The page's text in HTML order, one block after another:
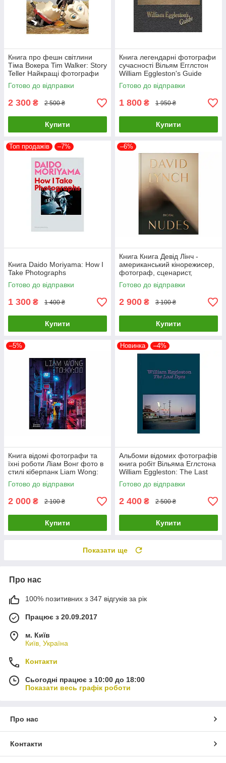
Книга про фешн світлини
Тіма Вокера Tim Walker: Story
Teller Найкращі фотографи
світу книги для фотографів
Готово до відправки
2 300 ₴ 2 500 ₴
Купити
Книга легендарні фотографи
сучасності Вільям Егглстон
William Eggleston's Guide
книги з фотографії
Готово до відправки
1 800 ₴ 1 950 ₴
Купити
Топ продажів –7%
Книга Daido Moriyama: How I
Take Photographs
Готово до відправки
1 300 ₴ 1 400 ₴
Купити
–6%
Книга Книга Девід Лінч -
американський кінорежисер,
фотограф, сценарист,
художник, актор. David Lynch.
Digital Nudes
Готово до відправки
2 900 ₴ 3 100 ₴
Купити
–5%
Книга відомі фотографи та
їхні роботи Ліам Вонг фото в
стилі кіберпанк Liam Wong:
TOKYOO (М'яка палітурка)
Готово до відправки
2 000 ₴ 2 100 ₴
Купити
Новинка –4%
Альбоми відомих фотографів
книга робіт Вільяма Еглстона
William Eggleston: The Last
Dyes книги про фотографію
Готово до відправки
2 400 ₴ 2 500 ₴
Купити
Показати ще
Про нас
100% позитивних з 347 відгуків за рік
Працює з 20.09.2017
м. Київ
Київ, Україна
Контакти
Сьогодні працює з 10:00 до 18:00
Показати весь графік роботи
Про нас
Контакти